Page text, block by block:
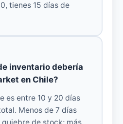
tienes 15 días de
inventario debería
en Chile?
es entre 10 y 20 días
Menos de 7 días